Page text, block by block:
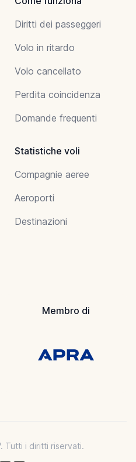
Diritti dei passeggeri
Volo in ritardo
Volo cancellato
Perdita coincidenza
Domande frequenti
Statistiche voli
Compagnie aeree
Aeroporti
Destinazioni
Membro di
Tutti i diritti riservati.